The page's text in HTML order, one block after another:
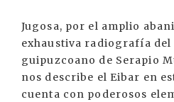
Jugosa, por el amplio
exhaustiva radiografía
guipuzcoano de Serapio
nos describe el Eibar en
cuenta con poderosos